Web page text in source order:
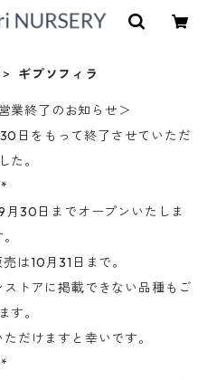
ギプソフィラ
業終了のお知らせ＞
日をもって終了させていただ
た。
*
30日までオープンいたしま
は10月31日まで。
トアに掲載できない品種もご
す。
だけますと幸いです。
*